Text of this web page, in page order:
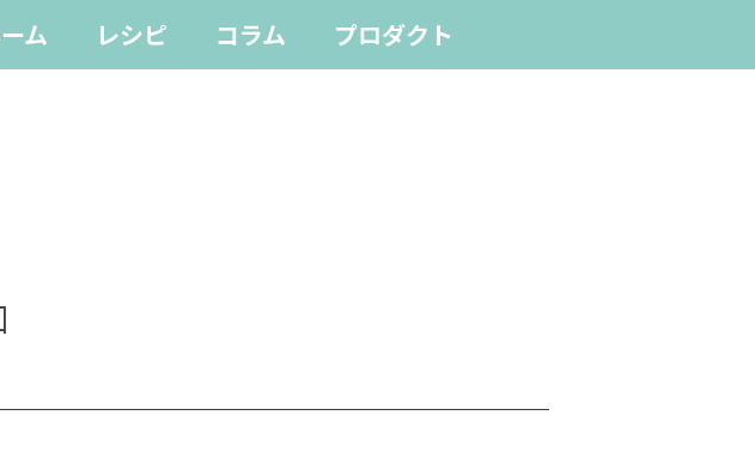
ム レシピ コラム
プロダクト